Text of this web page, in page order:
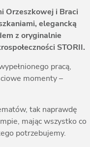
Orzeszkowej i Braci
elegancką
z oryginalnie
STORII.
pracą,
momenty –
tak naprawdę
mając wszystko co
potrzebujemy.